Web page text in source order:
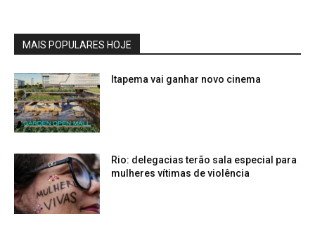
MAIS POPULARES HOJE
Itapema vai ganhar novo cinema
Rio: delegacias terão sala especial para
mulheres vítimas de violência